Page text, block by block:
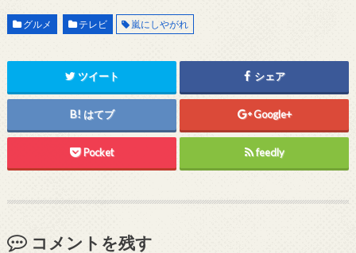
グルメ テレビ 嵐にしやがれ
ツイート シェア
はてブ Google+
Pocket feedly
コメントを残す